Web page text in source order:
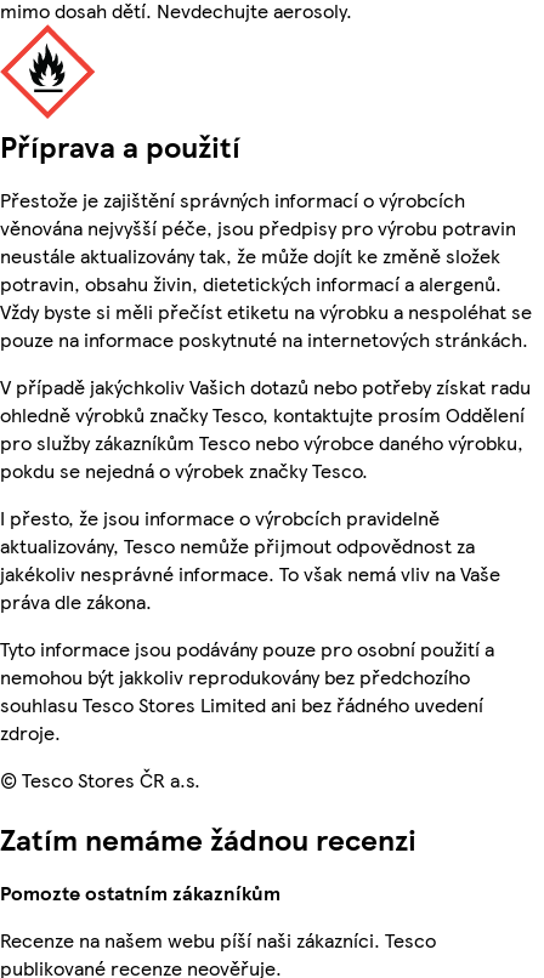
mimo dosah dětí. Nevdechujte aerosoly.
Příprava a použití
Přestože je zajištění správných informací o výrobcích
věnována nejvyšší péče, jsou předpisy pro výrobu potravin
neustále aktualizovány tak, že může dojít ke změně složek
potravin, obsahu živin, dietetických informací a alergenů.
Vždy byste si měli přečíst etiketu na výrobku a nespoléhat se
pouze na informace poskytnuté na internetových stránkách.
V případě jakýchkoliv Vašich dotazů nebo potřeby získat radu
ohledně výrobků značky Tesco, kontaktujte prosím Oddělení
pro služby zákazníkům Tesco nebo výrobce daného výrobku,
pokdu se nejedná o výrobek značky Tesco.
I přesto, že jsou informace o výrobcích pravidelně
aktualizovány, Tesco nemůže přijmout odpovědnost za
jakékoliv nesprávné informace. To však nemá vliv na Vaše
práva dle zákona.
Tyto informace jsou podávány pouze pro osobní použití a
nemohou být jakkoliv reprodukovány bez předchozího
souhlasu Tesco Stores Limited ani bez řádného uvedení
zdroje.
© Tesco Stores ČR a.s.
Zatím nemáme žádnou recenzi
Pomozte ostatním zákazníkům
Recenze na našem webu píší naši zákazníci. Tesco
publikované recenze neověřuje.